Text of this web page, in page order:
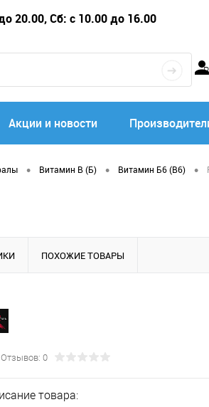
20.00, Сб: с 10.00 до 16.00
Акции и новости
• Витамин B (Б) • Витамин Б6 (B6) •
ПОХОЖИЕ ТОВАРЫ
Отзывов: 0
товара: